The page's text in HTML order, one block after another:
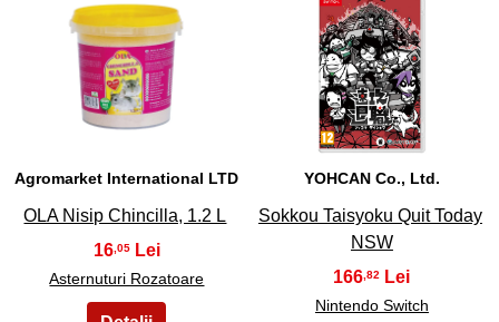
45
Agromarket International LTD
OLA Nisip Chincilla, 1.2 L
16,05
Asternuturi Rozatoare
46
YOHCAN Co., Ltd.
Sokkou Taisyoku Quit Today
NSW
166 ,82
Nintendo Switch